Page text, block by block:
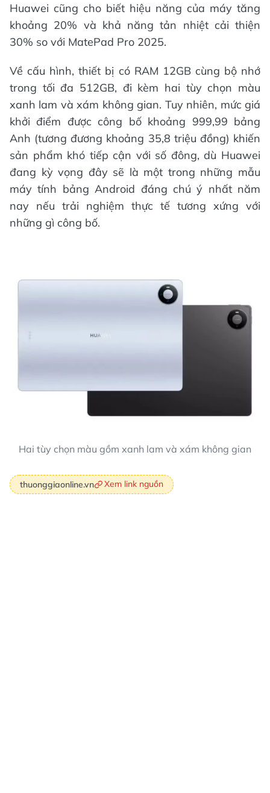
Huawei cũng cho biết hiệu năng của máy tăng
khoảng 20% và khả năng tản nhiệt cải thiện
30% so với MatePad Pro 2025.
Về cấu hình, thiết bị có RAM 12GB cùng bộ nhớ
trong tối đa 512GB, đi kèm hai tùy chọn màu
xanh lam và xám không gian. Tuy nhiên, mức giá
khởi điểm được công bố khoảng 999,99 bảng
Anh (tương đương khoảng 35,8 triệu đồng) khiến
sản phẩm khó tiếp cận với số đông, dù Huawei
đang kỳ vọng đây sẽ là một trong những mẫu
máy tính bảng Android đáng chú ý nhất năm
nay nếu trải nghiệm thực tế tương xứng với
những gì công bố.
Hai tùy chọn màu gồm xanh lam và xám không gian
thuonggiaonline.vn Xem link nguồn